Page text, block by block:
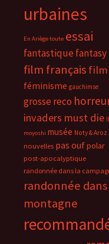
urbaines
En Ariège toute essai
fantastiquefantasy
film français film
féminisme gauchimse
grosse reco
invaders must die
moyoshi musée Noty & Aroz
nouvelles pas oufpolar
post-apocalyptique
randonnée dans la
randonnée
montagne